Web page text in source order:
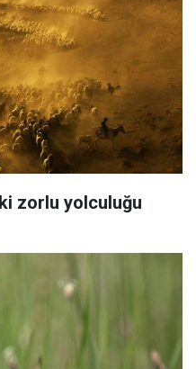
zorlu yolculuğu